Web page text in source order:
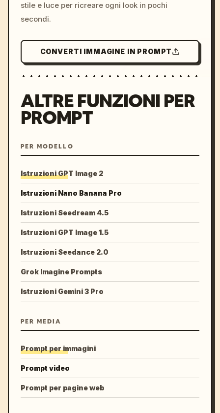
stile e luce per ricreare ogni look in pochi
secondi.
CONVERTI IMMAGINE IN PROMPT
ALTRE FUNZIONI PER
PROMPT
PER MODELLO
Istruzioni GPT Image 2
Istruzioni Nano Banana Pro
Istruzioni Seedream 4.5
Istruzioni GPT Image 1.5
Istruzioni Seedance 2.0
Grok Imagine Prompts
Istruzioni Gemini 3 Pro
PER MEDIA
Prompt per immagini
Prompt video
Prompt per pagine web